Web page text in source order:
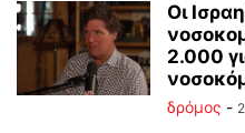
Οι
2.000
δρόμος -